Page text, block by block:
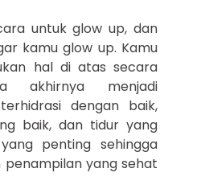
untuk glow up, dan
kamu glow up. Kamu
hal di atas secara
akhirnya menjadi
dengan baik,
baik, dan tidur yang
penting sehingga
yang sehat